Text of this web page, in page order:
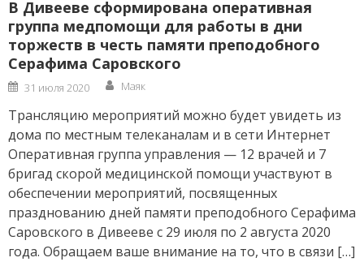
В Дивееве сформирована оперативная
группа медпомощи для работы в дни
торжеств в честь памяти преподобного
Серафима Саровского
Posted
on
31 июля 2020 Author
Маяк
Трансляцию мероприятий можно будет увидеть из
дома по местным телеканалам и в сети Интернет
Оперативная группа управления — 12 врачей и 7
бригад скорой медицинской помощи участвуют в
обеспечении мероприятий, посвященных
празднованию дней памяти преподобного Серафима
Саровского в Дивееве с 29 июля по 2 августа 2020
года. Обращаем ваше внимание на то, что в связи […]